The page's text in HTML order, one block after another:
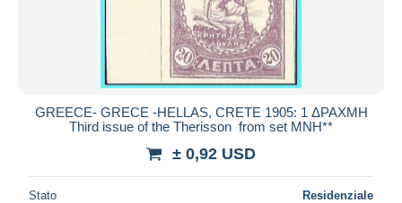
GREECE- GRECE -HELLAS, CRETE 1905: 1 ΔΡΑΧΜΗ
Third issue of the Therisson from set MNH**
± 0,92 USD
Stato Residenziale